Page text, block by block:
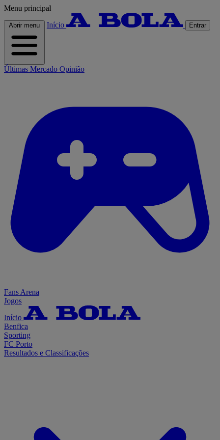
Menu principal
Abrir menu Início Entrar
Últimas Mercado Opinião
Fans Arena
Jogos
Início
Benfica
Sporting
FC Porto
Resultados e Classificações